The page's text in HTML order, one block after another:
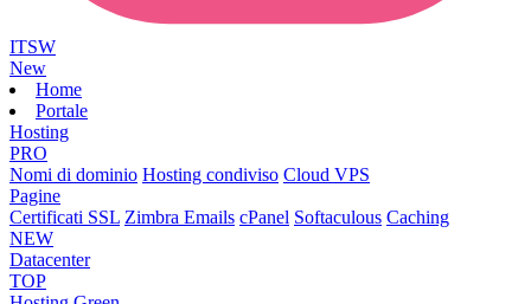
ITSW
New
Home
Portale
Hosting
PRO
Nomi di dominio Hosting condiviso Cloud VPS
Pagine
Certificati SSL Zimbra Emails cPanel Softaculous Caching
NEW
Datacenter
TOP